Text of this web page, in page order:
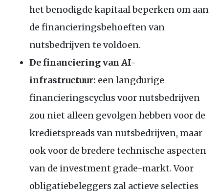
het benodigde kapitaal beperken om aan
de financieringsbehoeften van
nutsbedrijven te voldoen.
De financiering van AI-
infrastructuur: een langdurige
financieringscyclus voor nutsbedrijven
zou niet alleen gevolgen hebben voor de
kredietspreads van nutsbedrijven, maar
ook voor de bredere technische aspecten
van de investment grade-markt. Voor
obligatiebeleggers zal actieve selecties